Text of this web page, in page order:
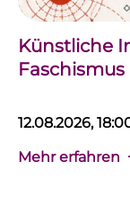
Künstliche
12.08.2026,
Mehr erfahren